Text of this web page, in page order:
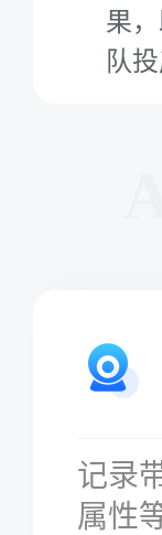
果
队
记录
属性